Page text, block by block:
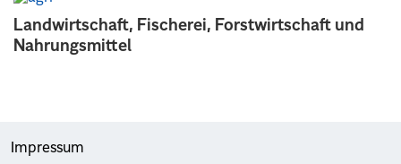
Landwirtschaft, Fischerei, Forstwirtschaft und
Nahrungsmittel
Impressum